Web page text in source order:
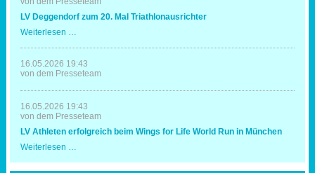
Spaß
Erfolg
LV Deggendorf zum 20. Mal Triathlonausrichter
Weiterlesen …
zum
20.
Mal
16.05.2026 19:43
von dem Presseteam
16.05.2026 19:43
von dem Presseteam
LV Athleten erfolgreich beim Wings for Life World Run in München
Weiterlesen …